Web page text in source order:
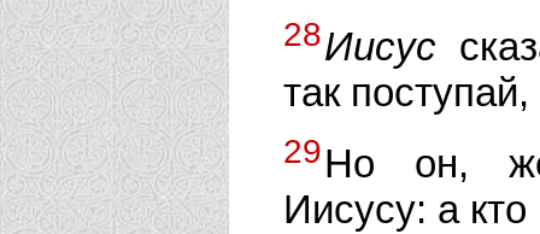
28Иисус
так
29Но он,
Иисусу: а